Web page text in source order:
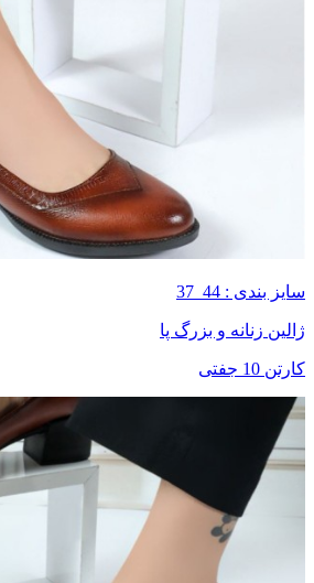
سایز بندی : 44_37
ژالین زنانه و بزرگ پا
کارتن 10 جفتی